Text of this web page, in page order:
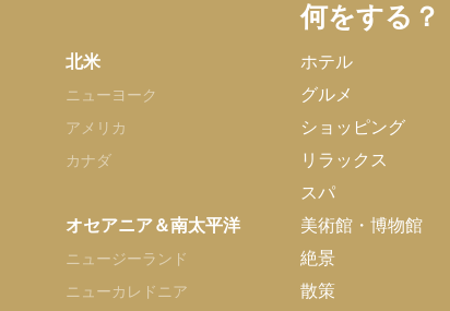
北米
ニューヨーク
アメリカ
カナダ
オセアニア＆南太平洋
ニュージーランド
ニューカレドニア
何をする？
ホテル
グルメ
ショッピング
リラックス
スパ
美術館・博物館
絶景
散策